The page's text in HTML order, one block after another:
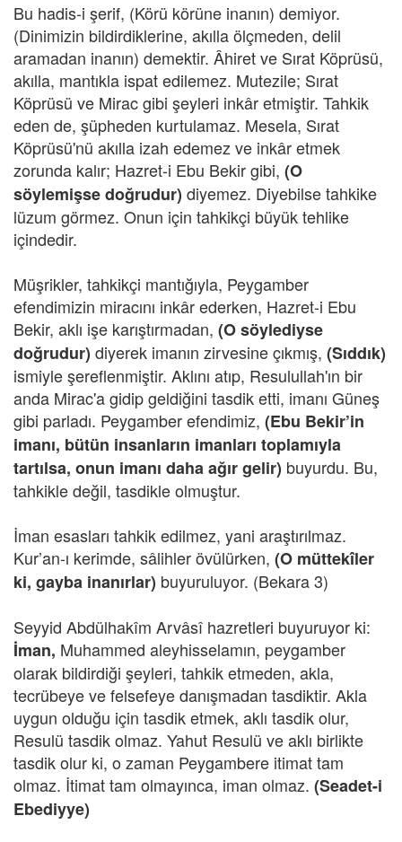
Bu hadis-i şerif, (Körü körüne inanın) demiyor.
(Dinimizin bildirdiklerine, akılla ölçmeden, delil
aramadan inanın) demektir. Âhiret ve Sırat Köprüsü,
akılla, mantıkla ispat edilemez. Mutezile; Sırat
Köprüsü ve Mirac gibi şeyleri inkâr etmiştir. Tahkik
eden de, şüpheden kurtulamaz. Mesela, Sırat
Köprüsü'nü akılla izah edemez ve inkâr etmek
zorunda kalır; Hazret-i Ebu Bekir gibi, (O
söylemişse doğrudur) diyemez. Diyebilse tahkike
lüzum görmez. Onun için tahkikçi büyük tehlike
içindedir.
Müşrikler, tahkikçi mantığıyla, Peygamber
efendimizin miracını inkâr ederken, Hazret-i Ebu
Bekir, aklı işe karıştırmadan, (O söylediyse
doğrudur) diyerek imanın zirvesine çıkmış, (Sıddık)
ismiyle şereflenmiştir. Aklını atıp, Resulullah'ın bir
anda Mirac'a gidip geldiğini tasdik etti, imanı Güneş
gibi parladı. Peygamber efendimiz, (Ebu Bekir’in
imanı, bütün insanların imanları toplamıyla
tartılsa, onun imanı daha ağır gelir) buyurdu. Bu,
tahkikle değil, tasdikle olmuştur.
İman esasları tahkik edilmez, yani araştırılmaz.
Kur’an-ı kerimde, sâlihler övülürken, (O müttekîler
ki, gayba inanırlar) buyuruluyor. (Bekara 3)
Seyyid Abdülhakîm Arvâsî hazretleri buyuruyor ki:
İman, Muhammed aleyhisselamın, peygamber
olarak bildirdiği şeyleri, tahkik etmeden, akla,
tecrübeye ve felsefeye danışmadan tasdiktir. Akla
uygun olduğu için tasdik etmek, aklı tasdik olur,
Resulü tasdik olmaz. Yahut Resulü ve aklı birlikte
tasdik olur ki, o zaman Peygambere itimat tam
olmaz. İtimat tam olmayınca, iman olmaz. (Seadet-i
Ebediyye)